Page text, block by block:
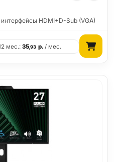
интерфейсы HDMI+D-Sub (VGA)
мес.:35,93 р./ мес.